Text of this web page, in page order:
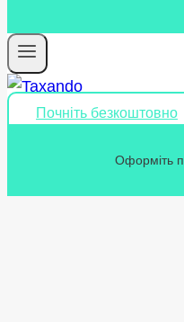
Почніть безкоштовно
Оформіть